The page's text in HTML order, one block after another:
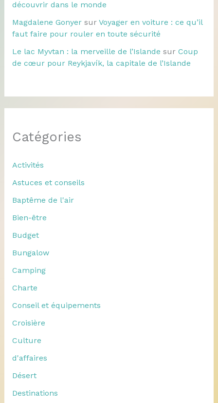
découvrir dans le monde
Magdalene Gonyersur Voyager en voiture : ce qu’il
faut faire pour rouler en toute sécurité
Le lac Myvtan : la merveille de l’Islande sur Coup
de cœur pour Reykjavík, la capitale de l’Islande
Catégories
Activités
Astuces et conseils
Baptême de l'air
Bien-être
Budget
Bungalow
Camping
Charte
Conseil et équipements
Croisière
Culture
d'affaires
Désert
Destinations